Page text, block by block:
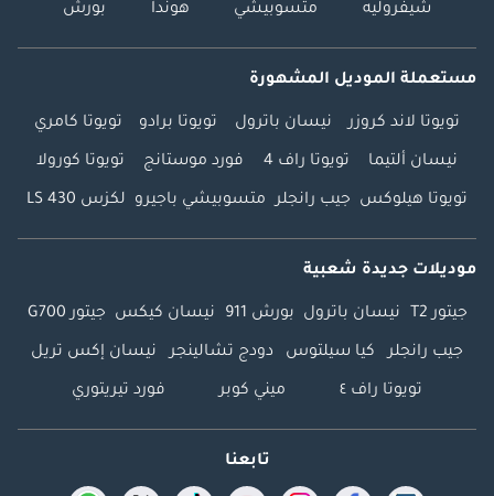
شيفروليه متسوبيشي هوندا بورش
مستعملة الموديل المشهورة
تويوتا لاند كروزر نيسان باترول تويوتا برادو تويوتا كامري
نيسان ألتيما تويوتا راف 4 فورد موستانج تويوتا كورولا
تويوتا هيلوكس جيب رانجلر متسوبيشي باجيرو لكزس LS 430
موديلات جديدة شعبية
جيتور T2 نيسان باترول بورش 911 نيسان كيكس جيتور G700
جيب رانجلر كيا سيلتوس دودج تشالينجر نيسان إكس تريل
تويوتا راف ٤ ميني كوبر فورد تيريتوري
تابعنا